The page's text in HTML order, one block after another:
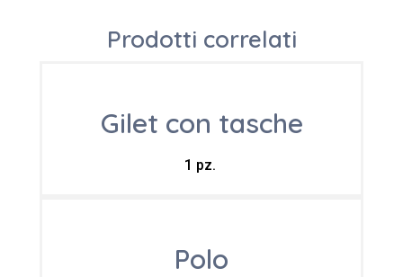
Prodotti correlati
Gilet con tasche
1 pz.
Polo